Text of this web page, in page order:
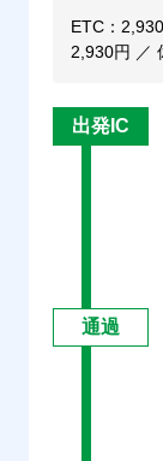
ETC：
2,930円 ／
出発IC
通過